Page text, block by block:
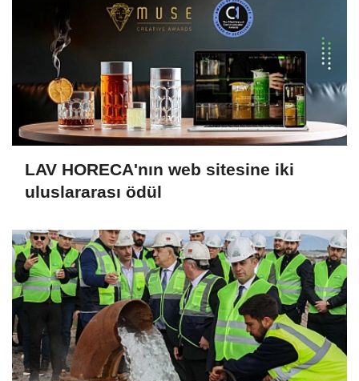
LAV HORECA'nın web sitesine iki
uluslararası ödül